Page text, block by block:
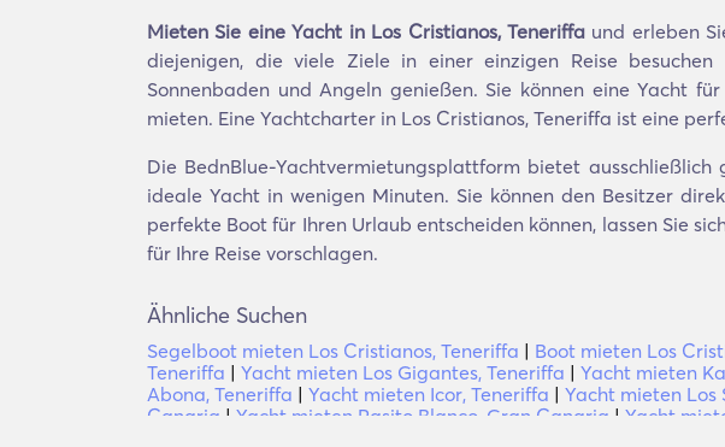
Mieten Sie eine Yacht in Los Cristianos, Teneriffa und erleben
diejenigen, die viele Ziele in einer einzigen Reise
Sonnenbaden und Angeln genießen. Sie können eine Yacht
mieten. Eine Yachtcharter in Los Cristianos, Teneriffa ist eine
Die BednBlue-Yachtvermietungsplattform bietet
ideale Yacht in wenigen Minuten. Sie können den Besitzer
perfekte Boot für Ihren Urlaub entscheiden können, lassen Sie
für Ihre Reise vorschlagen.
Ähnliche Suchen
Segelboot mieten Los Cristianos, Teneriffa | Boot mieten Los
Teneriffa | Yacht mieten Los Gigantes, Teneriffa | Yacht mieten
Abona, Teneriffa | Yacht mieten Icor, Teneriffa | Yacht mieten Los
Canaria | Yacht mieten Pasito Blanco, Gran Canaria | Yacht